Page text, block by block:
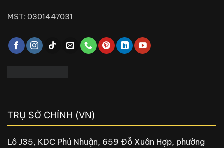
MST: 0301447031
TRỤ SỞ CHÍNH (VN)
Lô J35, KDC Phú Nhuận, 659 Đỗ Xuân Hợp, phường